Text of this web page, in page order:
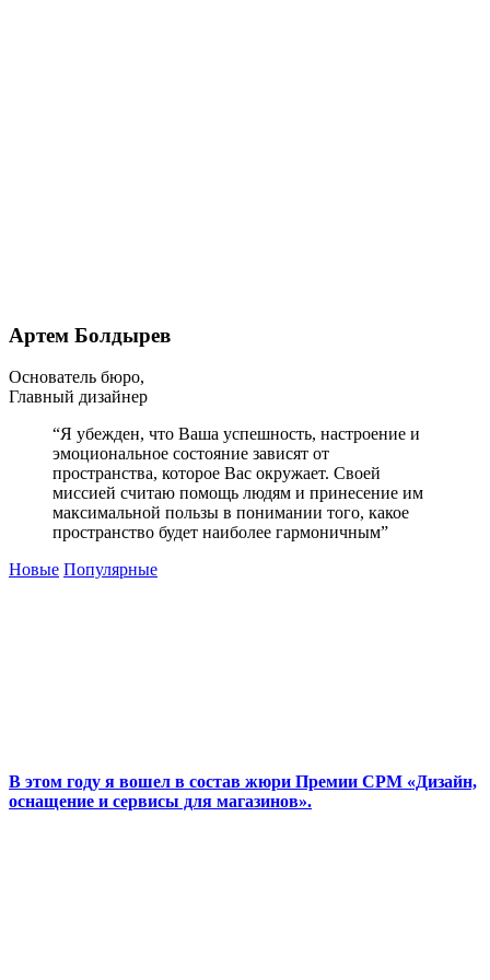
Артем Болдырев
Основатель бюро,
Главный дизайнер
“Я убежден, что Ваша успешность, настроение и
эмоциональное состояние зависят от
пространства, которое Вас окружает. Своей
миссией считаю помощь людям и принесение им
максимальной пользы в понимании того, какое
пространство будет наиболее гармоничным”
Новые Популярные
В этом году я вошел в состав жюри Премии CPM «Дизайн,
оснащение и сервисы для магазинов».